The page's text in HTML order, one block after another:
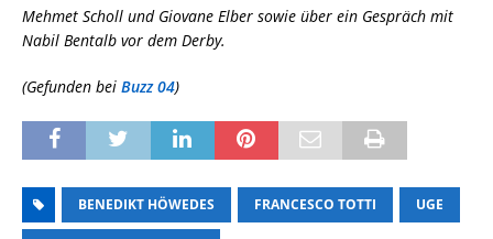
Mehmet Scholl und Giovane Elber sowie über ein Gespräch mit
Nabil Bentalb vor dem Derby.
(Gefunden bei Buzz 04)
BENEDIKT HÖWEDES FRANCESCO TOTTI UGE